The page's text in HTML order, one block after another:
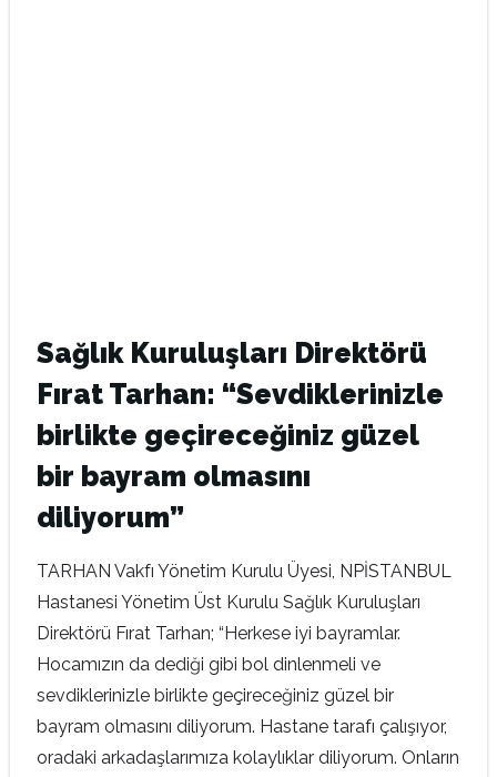
Sağlık Kuruluşları Direktörü
Fırat Tarhan: “Sevdiklerinizle
birlikte geçireceğiniz güzel
bir bayram olmasını
diliyorum”
TARHAN Vakfı Yönetim Kurulu Üyesi, NPİSTANBUL
Hastanesi Yönetim Üst Kurulu Sağlık Kuruluşları
Direktörü Fırat Tarhan; “Herkese iyi bayramlar.
Hocamızın da dediği gibi bol dinlenmeli ve
sevdiklerinizle birlikte geçireceğiniz güzel bir
bayram olmasını diliyorum. Hastane tarafı çalışıyor,
oradaki arkadaşlarımıza kolaylıklar diliyorum. Onların